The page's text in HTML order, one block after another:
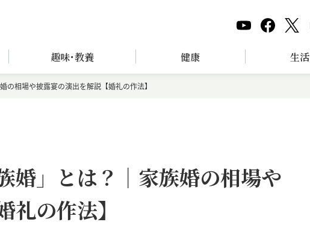
趣味･教養 健康 生活
の相場や披露宴の演出を解説【婚礼の作法】
婚」とは？｜家族婚の相場や
の作法】